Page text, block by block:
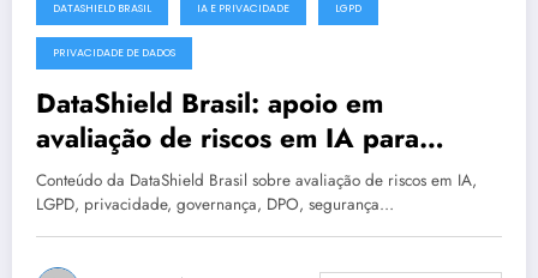
julho 18, 2025
DATASHIELD BRASIL IA E PRIVACIDADE LGPD
PRIVACIDADE DE DADOS
DataShield Brasil: apoio em
avaliação de riscos em IA para
organizações em Natal #0018
Conteúdo da DataShield Brasil sobre avaliação de riscos em IA,
LGPD, privacidade, governança, DPO, segurança…